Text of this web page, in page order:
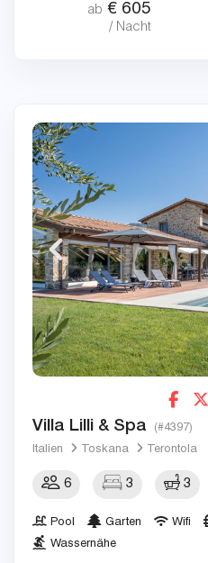
ab € 605
/ Nacht
Villa Lilli & Spa (#4397)
Italien Toskana Terontola
6 3 3
Pool Garten Wifi
Wassernähe